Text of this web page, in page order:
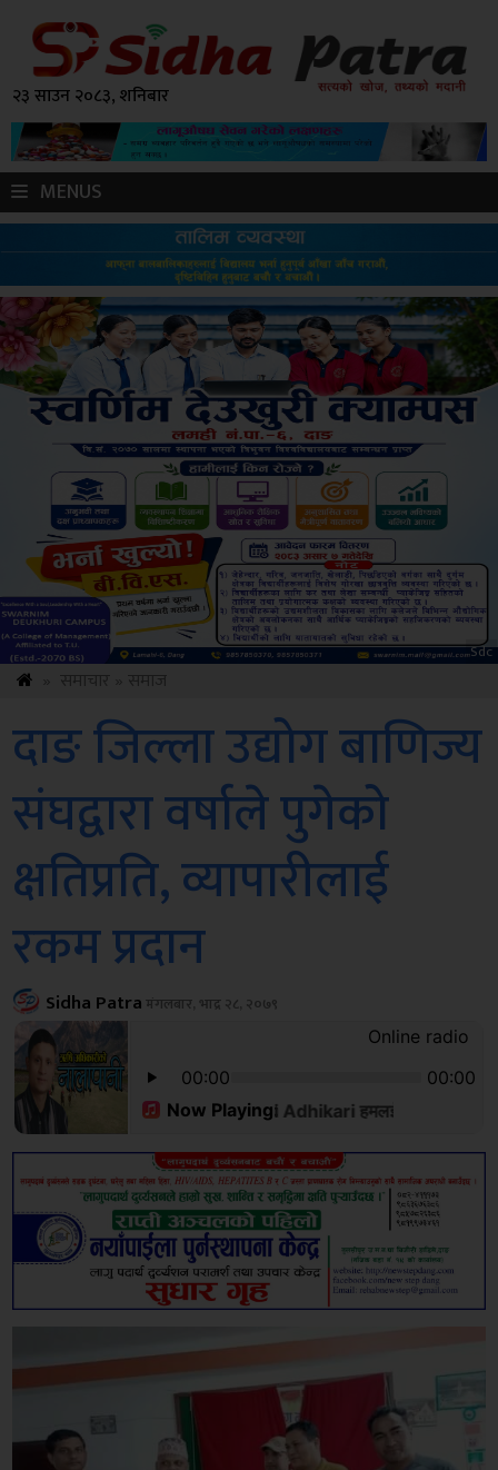
२३ साउन २०८३, शनिबार
MENUS
Amb
दाङ जिल्ला उद्योग बाणिज्य
संघद्वारा वर्षाले पुगेको
क्षतिप्रति, व्यापारीलाई
रकम प्रदान
Sidha Patraमंगलबार, भाद्र २८, २०७९